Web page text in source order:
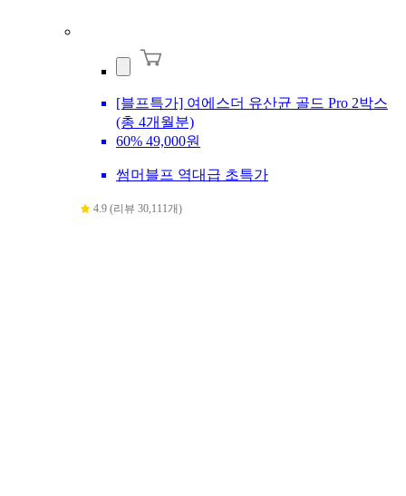
[블프특가] 여에스더 유산균 골드 Pro 2박스
(총 4개월분)
60% 49,000원
썸머블프 역대급 초특가
4.9 (리뷰 30,111개)